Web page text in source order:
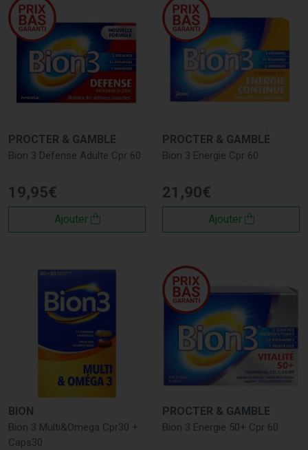
PROCTER & GAMBLE
Bion 3 Defense Adulte Cpr 60
19,95€
Ajouter
PROCTER & GAMBLE
Bion 3 Energie Cpr 60
21 ,90€
Ajouter
BION
Bion 3 Multi&Omega Cpr30 +
Caps30
PROCTER & GAMBLE
Bion 3 Energie 50+ Cpr 60